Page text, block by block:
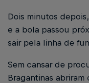
Dois minutos
e a bola passou
sair pela linha de
Sem cansar de
Bragantinas abriram